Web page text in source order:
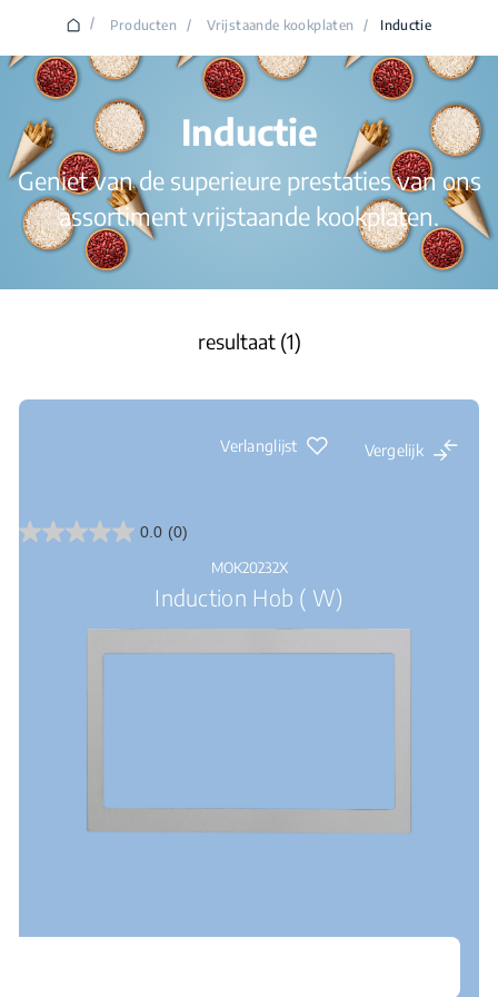
/ Producten / Vrijstaande kookplaten / Inductie
Inductie
Geniet van de superieure prestaties van ons
assortiment vrijstaande kookplaten.
resultaat (1)
Verlanglijst Vergelijk
0.0 (0)
0.0
MOK20232X
Induction Hob ( W)